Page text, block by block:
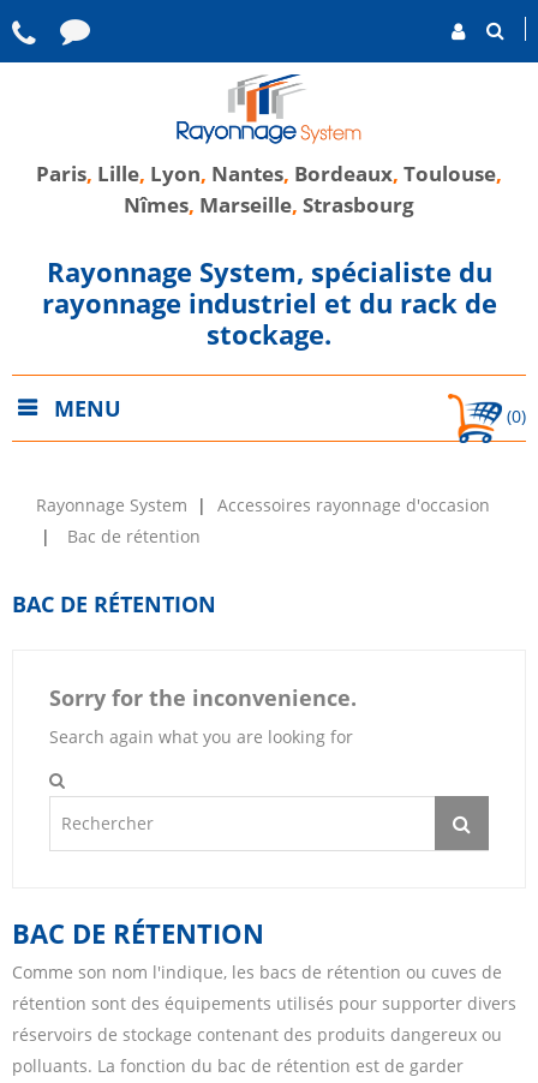
Paris, Lille, Lyon, Nantes, Bordeaux, Toulouse,
Nîmes, Marseille, Strasbourg
Rayonnage System, spécialiste du
rayonnage industriel et du rack de
stockage.
MENU (0)
Rayonnage System
Accessoires rayonnage d'occasion
Bac de rétention
BAC DE RÉTENTION
Sorry for the inconvenience.
Search again what you are looking for
BAC DE RÉTENTION
Comme son nom l'indique, les bacs de rétention ou cuves de
rétention sont des équipements utilisés pour supporter divers
réservoirs de stockage contenant des produits dangereux ou
polluants. La fonction du bac de rétention est de garder